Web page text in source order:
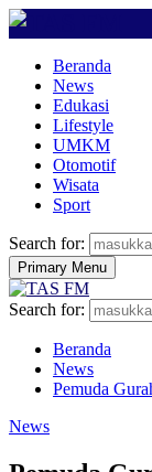
Beranda
News
Edukasi
Lifestyle
UMKM
Otomotif
Wisata
Sport
Search for:
Primary Menu
Search for:
Beranda
News
Pemuda
News